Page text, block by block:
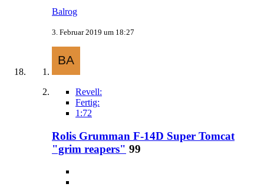
Balrog
3. Februar 2019 um 18:27
Revell:
Fertig:
1:72
Rolis Grumman F-14D Super Tomcat
"grim reapers" 99